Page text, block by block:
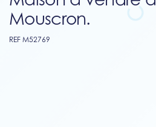
Mouscron.
REF M52769